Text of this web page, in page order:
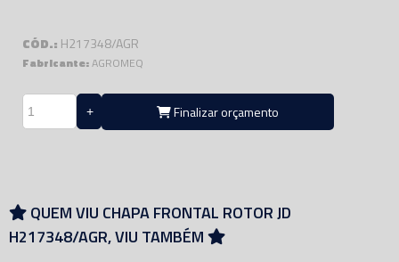
CÓD.: H217348/AGR
Fabricante:AGROMEQ
Finalizar orçamento
QUEM VIU CHAPA FRONTAL ROTOR JD
H217348/AGR, VIU TAMBÉM